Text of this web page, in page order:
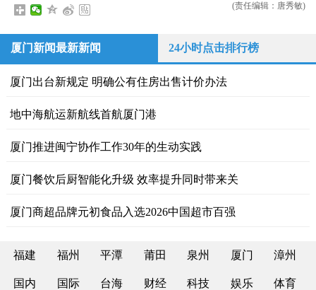
(责任编辑：唐秀敏)
厦门新闻最新新闻 24小时点击排行榜
厦门出台新规定 明确公有住房出售计价办法
地中海航运新航线首航厦门港
厦门推进闽宁协作工作30年的生动实践
厦门餐饮后厨智能化升级 效率提升同时带来关
厦门商超品牌元初食品入选2026中国超市百强
福建 福州 平潭 莆田 泉州 厦门 漳州
国内 国际 台海 财经 科技 娱乐 体育